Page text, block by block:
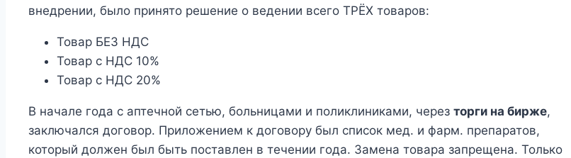
внедрении, было принято решение о ведении всего ТРЁХ товаров:
Товар БЕЗ НДС
Товар с НДС 10%
Товар с НДС 20%
В начале года с аптечной сетью, больницами и поликлиниками, через торги на бирже,
заключался договор. Приложением к договору был список мед. и фарм. препаратов,
который должен был быть поставлен в течении года. Замена товара запрещена. Только